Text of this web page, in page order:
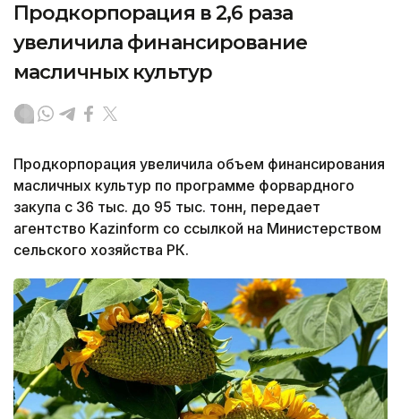
Продкорпорация в 2,6 раза
увеличила финансирование
масличных культур
Продкорпорация увеличила объем финансирования
масличных культур по программе форвардного
закупа с 36 тыс. до 95 тыс. тонн, передает
агентство Kazinform со ссылкой на Министерством
сельского хозяйства РК.